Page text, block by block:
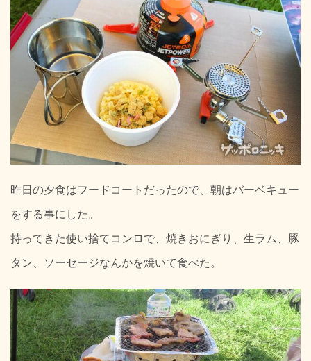
昨日の夕食はフードコートだったので、朝はバーベキュー
をする事にした。
持ってきた使い捨てコンロで、焼きおにぎり、生ラム、豚
タン、ソーセージなんかを焼いて食べた。